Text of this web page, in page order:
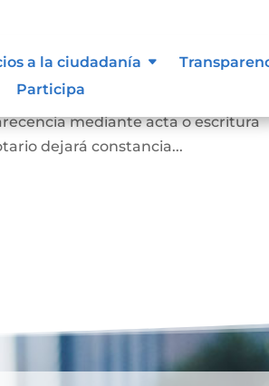
a la ciudadanía
Participa
escritura pública
a la notaría a otorgar una escritura
mediante acta o escritura
dejará constancia...